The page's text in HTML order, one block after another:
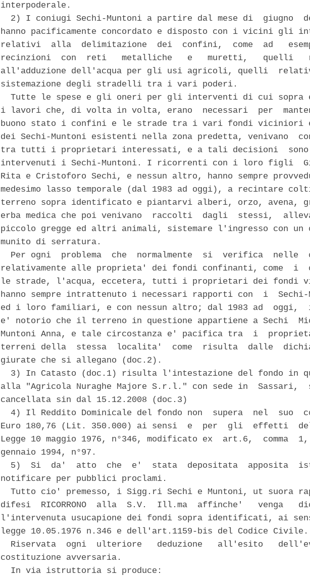
interpoderale.
2) I coniugi Sechi-Muntoni a partire dal mese di  giugno
hanno pacificamente concordato e disposto con i vicini gli
relativi  alla  delimitazione  dei  confini,  come  ad
recinzioni  con  reti   metalliche   e   muretti,   quelli
all'adduzione dell'acqua per gli usi agricoli, quelli
sistemazione degli stradelli tra i vari poderi.
Tutte le spese e gli oneri per gli interventi di cui sopra
i lavori che, di volta in volta, erano  necessari  per
buono stato i confini e le strade tra i vari fondi viciniori
dei Sechi-Muntoni esistenti nella zona predetta, venivano
tra tutti i proprietari interessati, e a tali decisioni  sono
intervenuti i Sechi-Muntoni. I ricorrenti con i loro figli
Rita e Cristoforo Sechi, e nessun altro, hanno sempre
medesimo lasso temporale (dal 1983 ad oggi), a recintare
terreno sopra identificato e piantarvi alberi, orzo, avena,
erba medica che poi venivano  raccolti  dagli  stessi,
piccolo gregge ed altri animali, sistemare l'ingresso con un
munito di serratura.
Per ogni  problema  che  normalmente  si  verifica  nelle
relativamente alle proprieta' dei fondi confinanti, come  i
le strade, l'acqua, eccetera, tutti i proprietari dei fondi
hanno sempre intrattenuto i necessari rapporti con  i  Sechi-
ed i loro familiari, e con nessun altro; dal 1983 ad  oggi,
e' notorio che il terreno in questione appartiene a Sechi
Muntoni Anna, e tale circostanza e' pacifica tra  i
terreni della  stessa  localita'  come  risulta  dalle
giurate che si allegano (doc.2).
3) In Catasto (doc.1) risulta l'intestazione del fondo in
alla "Agricola Nuraghe Majore S.r.l." con sede in  Sassari,
cancellata sin dal 15.12.2008 (doc.3)
4) Il Reddito Dominicale del fondo non  supera  nel  suo
Euro 180,76 (Lit. 350.000) ai sensi  e  per  gli  effetti
Legge 10 maggio 1976, n°346, modificato ex  art.6,  comma
gennaio 1994, n°97.
5)  Si  da'  atto  che  e'  stata  depositata  apposita
notificare per pubblici proclami.
Tutto cio' premesso, i Sigg.ri Sechi e Muntoni, ut suora
difesi  RICORRONO  alla  S.V.  Ill.ma  affinche'   venga
l'intervenuta usucapione dei fondi sopra identificati, ai
legge 10.05.1976 n.346 e dell'art.1159-bis del Codice Civile.
Riservata  ogni  ulteriore   deduzione   all'esito
costituzione avversaria.
  In via istruttoria si produce: